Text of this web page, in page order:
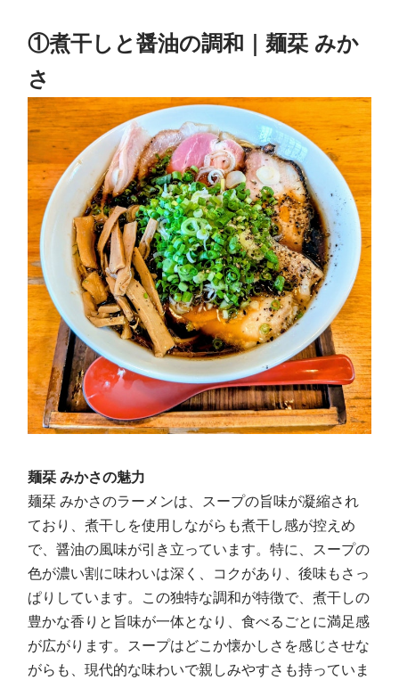
①煮干しと醤油の調和｜麺栞 みか
さ
麺栞 みかさの魅力
麺栞 みかさのラーメンは、スープの旨味が凝縮され
ており、煮干しを使用しながらも煮干し感が控えめ
で、醤油の風味が引き立っています。特に、スープの
色が濃い割に味わいは深く、コクがあり、後味もさっ
ぱりしています。この独特な調和が特徴で、煮干しの
豊かな香りと旨味が一体となり、食べるごとに満足感
が広がります。スープはどこか懐かしさを感じさせな
がらも、現代的な味わいで親しみやすさも持っていま